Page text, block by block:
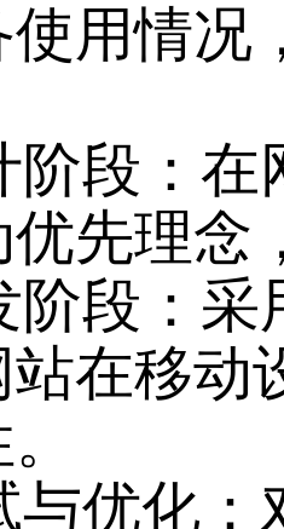
用情况
阶段：在
优先理念
阶段：采
在移动
与优化：